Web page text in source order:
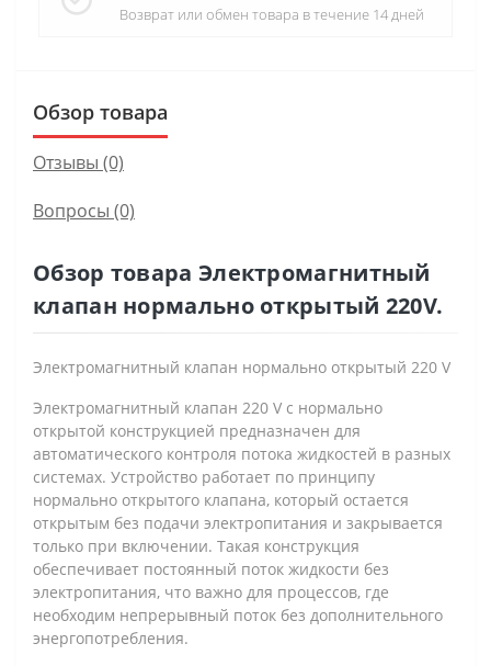
Возврат или обмен товара в течение 14 дней
Обзор товара
Отзывы (0)
Вопросы (0)
Обзор товара Электромагнитный
клапан нормально открытый 220V.
Электромагнитный клапан нормально открытый 220 V
Электромагнитный клапан 220 V с нормально
открытой конструкцией предназначен для
автоматического контроля потока жидкостей в разных
системах. Устройство работает по принципу
нормально открытого клапана, который остается
открытым без подачи электропитания и закрывается
только при включении. Такая конструкция
обеспечивает постоянный поток жидкости без
электропитания, что важно для процессов, где
необходим непрерывный поток без дополнительного
энергопотребления.